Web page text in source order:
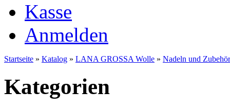
Kasse
Anmelden
Startseite » Katalog » LANA GROSSA Wolle » Nadeln und Zubehör
Kategorien